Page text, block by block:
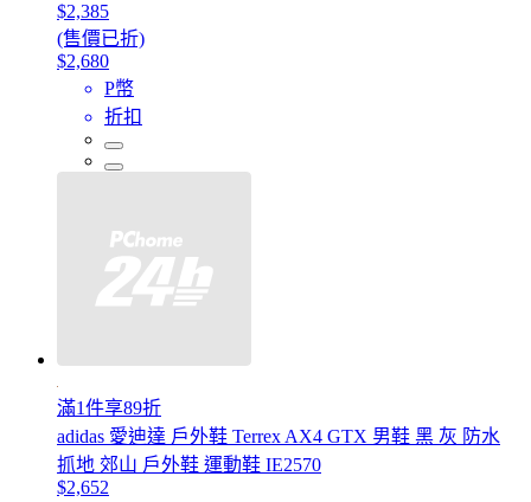
$2,385
(售價已折)
$2,680
P幣
折扣
滿1件享89折
adidas 愛迪達 戶外鞋 Terrex AX4 GTX 男鞋 黑 灰 防水
抓地 郊山 戶外鞋 運動鞋 IE2570
$2,652